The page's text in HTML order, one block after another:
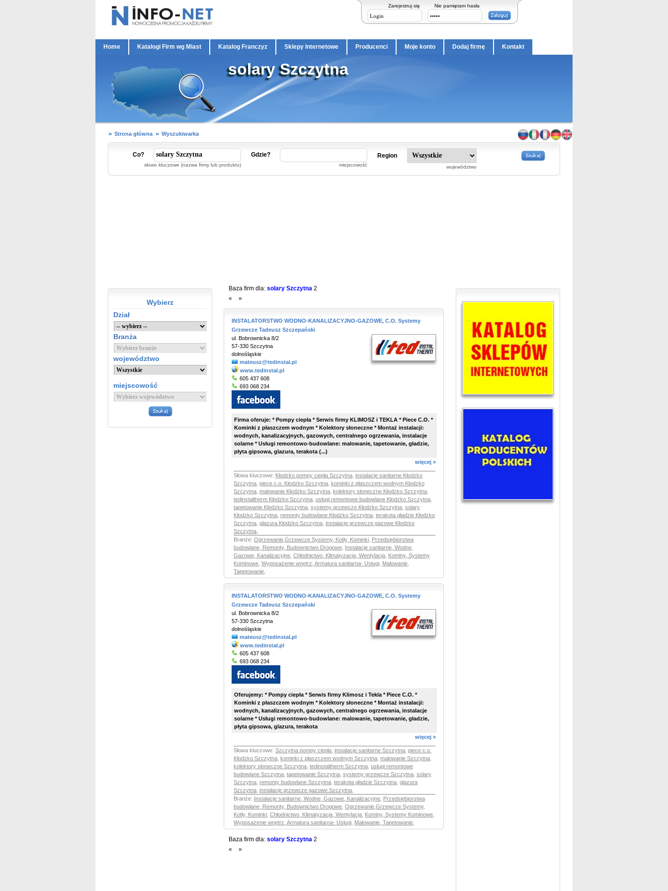
Zarejestruj się Nie pamiętam hasła
Home Katalogi Firm wg Miast Katalog Franczyz Sklepy Internetowe Producenci Moje konto Dodaj firmę Kontakt
solary Szczytna
Strona główna Wyszukiwarka
Co?
słowo kluczowe (nazwa firmy lub produktu)
Gdzie?
miejscowość
Region
województwo
Wybierz
Dział
Branża
województwo
miejscowość
Baza firm dla: solary Szczytna 2
«
»
INSTALATORSTWO WODNO-KANALIZACYJNO-GAZOWE, C.O. Systemy
Grzewcze Tadeusz Szczepański
ul. Bobrownicka 8/2
57-330 Szczytna
dolnośląskie
mateusz@tedinstal.pl
www.tedinstal.pl
605 437 608
693 068 234
Firma oferuje: * Pompy ciepła * Serwis firmy KLIMOSZ i TEKLA * Piece C.O. *
Kominki z płaszczem wodnym * Kolektory słoneczne * Montaż instalacji:
wodnych, kanalizacyjnych, gazowych, centralnego ogrzewania, instalacje
solarne * Usługi remontowo-budowlane: malowanie, tapetowanie, gładzie,
płyta gipsowa, glazura, terakota (...)
więcej »
Słowa kluczowe: Kłodzko pompy ciepła Szczytna instalacje sanitarne Kłodzko
Szczytna piece c.o. Kłodzko Szczytna kominki z płaszczem wodnym Kłodzko
Szczytna malowanie Kłodzko Szczytna kolektory słoneczne Kłodzko Szczytna
tedinstaltherm Kłodzko Szczytna usługi remontowe budowlane Kłodzko Szczytna
tapetowanie Kłodzko Szczytna systemy grzewcze Kłodzko Szczytna solary
Kłodzko Szczytna remonty budowlane Kłodzko Szczytna terakota gładzie Kłodzko
Szczytna glazura Kłodzko Szczytna instalacje grzewcze gazowe Kłodzko
Szczytna
Branże: Ogrzewanie,Grzewcze Systemy, Kotły, Kominki Przedsiębiorstwa
budowlane, Remonty, Budownictwo Drogowe Instalacje sanitarne, Wodne,
Gazowe, Kanalizacyjne Chłodnictwo, Klimatyzacja, Wentylacja Kominy, Systemy
Kominowe Wyposażenie wnętrz, Armatura sanitarna- Usługi Malowanie,
Tapetowanie
INSTALATORSTWO WODNO-KANALIZACYJNO-GAZOWE, C.O. Systemy
Grzewcze Tadeusz Szczepański
ul. Bobrownicka 8/2
57-330 Szczytna
dolnośląskie
mateusz@tedinstal.pl
www.tedinstal.pl
605 437 608
693 068 234
Oferujemy: * Pompy ciepła * Serwis firmy Klimosz i Tekla * Piece C.O. *
Kominki z płaszczem wodnym * Kolektory słoneczne * Montaż instalacji:
wodnych, kanalizacyjnych, gazowych, centralnego ogrzewania, instalacje
solarne * Usługi remontowo-budowlane: malowanie, tapetowanie, gładzie,
płyta gipsowa, glazura, terakota
więcej »
Słowa kluczowe: Szczytna pompy ciepła instalacje sanitarne Szczytna piece c.o.
Kłodzko Szczytna kominki z płaszczem wodnym Szczytna malowanie Szczytna
kolektory słoneczne Szczytna tedinstaltherm Szczytna usługi remontowe
budowlane Szczytna tapetowanie Szczytna systemy grzewcze Szczytna solary
Szczytna remonty budowlane Szczytna terakota gładzie Szczytna glazura
Szczytna instalacje grzewcze gazowe Szczytna
Branże: Instalacje sanitarne, Wodne, Gazowe, Kanalizacyjne Przedsiębiorstwa
budowlane, Remonty, Budownictwo Drogowe Ogrzewanie,Grzewcze Systemy,
Kotły, Kominki Chłodnictwo, Klimatyzacja, Wentylacja Kominy, Systemy Kominowe
Wyposażenie wnętrz, Armatura sanitarna- Usługi Malowanie, Tapetowanie
Baza firm dla: solary Szczytna 2
«
»